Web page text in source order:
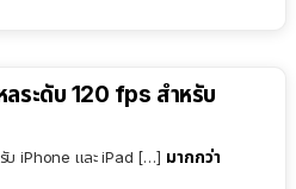
ระดับ 120 fps สำหรับ
รับ iPhone และ iPad […] มากกว่า